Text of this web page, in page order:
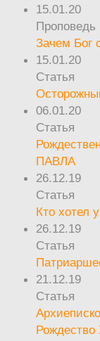
15.01.20
Проповедь
Зачем Бог
15.01.20
Статья
06.01.20
Статья
ПАВЛА
26.12.19
Статья
Кто хотел
26.12.19
Статья
21.12.19
Статья
Рождество